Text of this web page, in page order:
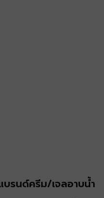
รนด์ครีม/เจลอาบน้ำ